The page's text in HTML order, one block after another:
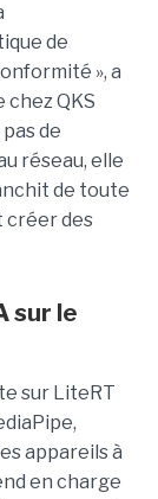
de
», a
QKS
de
réseau, elle
de toute
des
sur le
sur LiteRT
appareils à
en charge